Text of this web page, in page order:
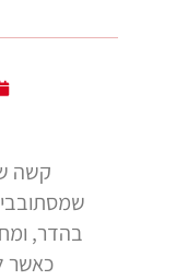
קשה
בהדר,
כאשר